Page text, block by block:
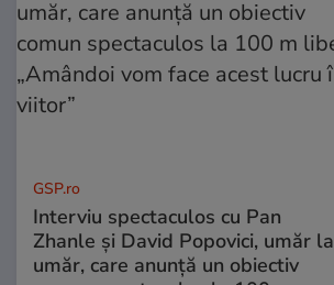
GSP.ro
Interviu spectaculos cu Pan
Zhanle și David Popovici, umăr la
umăr, care anunță un obiectiv